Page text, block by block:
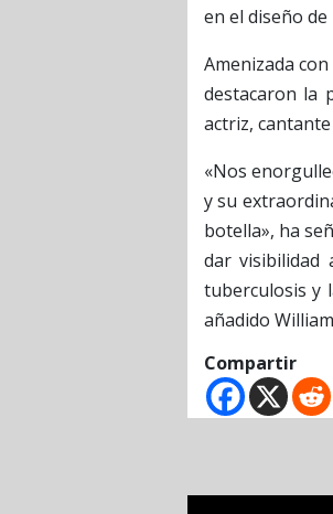
en el diseño
Amenizada
destacaron la
actriz,
«Nos
y su
botella», ha
dar visibilidad
tuberculosis y
añadido
Compartir